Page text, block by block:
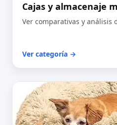
Cajas y almacenaje
Ver comparativas y análisis
Ver categoría →